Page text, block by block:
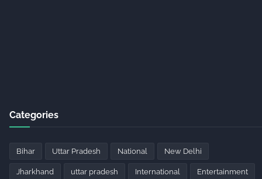
Categories
Bihar Uttar Pradesh National New Delhi
Jharkhand uttar pradesh International Entertainment